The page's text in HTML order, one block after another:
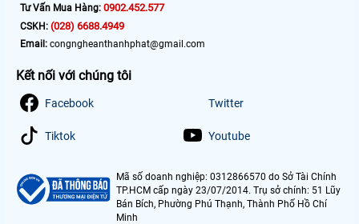
Tư Vấn Mua Hàng: 0902.452.577
CSKH: (028) 6688.4949
Email: congngheanthanhphat@gmail.com
Kết nối với chúng tôi
Facebook Twitter
Tiktok Youtube
Mã số doanh nghiệp: 0312866570 do Sở Tài Chính
TP.HCM cấp ngày 23/07/2014. Trụ sở chính: 51 Lũy
Bán Bích, Phường Phú Thạnh, Thành Phố Hồ Chí
Minh